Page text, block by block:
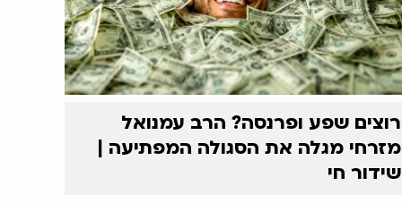
רוצים שפע ופרנסה? הרב עמנואל
מזרחי מגלה את הסגולה המפתיעה |
שידור חי